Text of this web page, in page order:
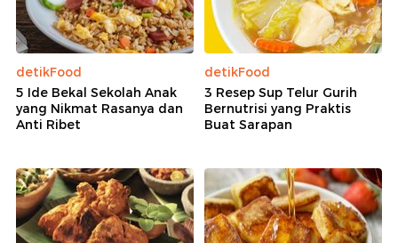
detikFood
5 Ide Bekal Sekolah Anak
yang Nikmat Rasanya dan
Anti Ribet
detikFood
3 Resep Sup Telur Gurih
Bernutrisi yang Praktis
Buat Sarapan